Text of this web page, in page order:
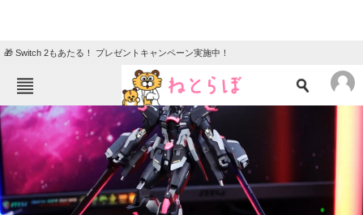
🎁 Switch 2もあたる！ プレゼントキャンペーン実施中！
ねとらぼメニュー
ニュース
エンタメ クイズ
グルメ